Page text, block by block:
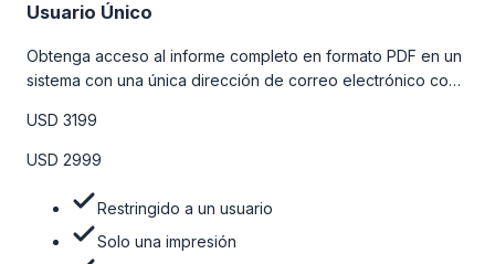
Usuario Único
Obtenga acceso al informe completo en formato PDF en un
sistema con una única dirección de correo electrónico con
la tabla de precios a continuación.
USD 3199
USD 2999
Restringido a un usuario
Solo una impresión